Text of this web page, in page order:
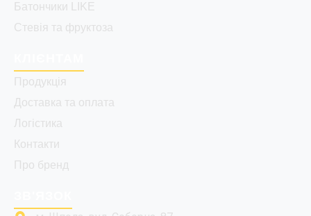
Батончики LIKE
Стевія та фруктоза
Продукція
Доставка та оплата
Логістика
Контакти
Про бренд